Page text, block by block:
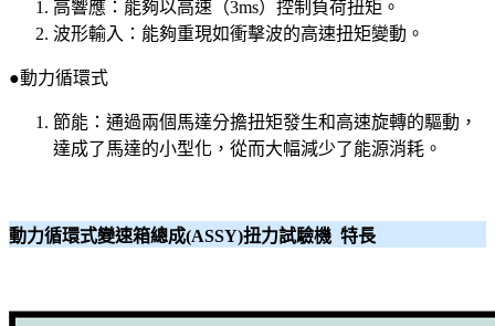
高響應：能夠以高速（3ms）控制負荷扭矩。
波形輸入：能夠重現如衝擊波的高速扭矩變動。
●動力循環式
節能：通過兩個馬達分擔扭矩發生和高速旋轉的驅動，
達成了馬達的小型化，從而大幅減少了能源消耗。
動力循環式變速箱總成(ASSY)扭力試驗機 特長